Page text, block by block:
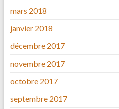
mars 2018
janvier 2018
décembre 2017
novembre 2017
octobre 2017
septembre 2017